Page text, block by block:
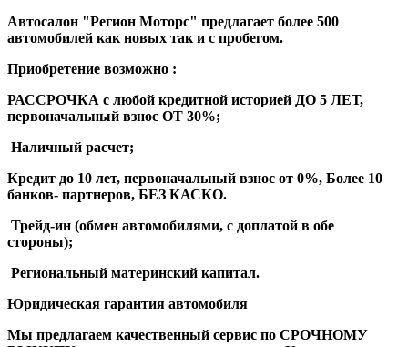
Автосалон "Регион Моторс" предлагает более 500
автомобилей как новых так и с пробегом.
Приобретение возможно :
РАССРОЧКА с любой кредитной историей ДО 5 ЛЕТ,
первоначальный взнос ОТ 30%;
️ Наличный расчет;
️Кредит до 10 лет, первоначальный взнос от 0%, Более 10
банков- партнеров, БЕЗ КАСКО.
️ Трейд-ин (обмен автомобилями, с доплатой в обе
стороны);
️ Региональный материнский капитал.
Юридическая гарантия автомобиля
Мы предлагаем качественный сервис по СРОЧНОМУ